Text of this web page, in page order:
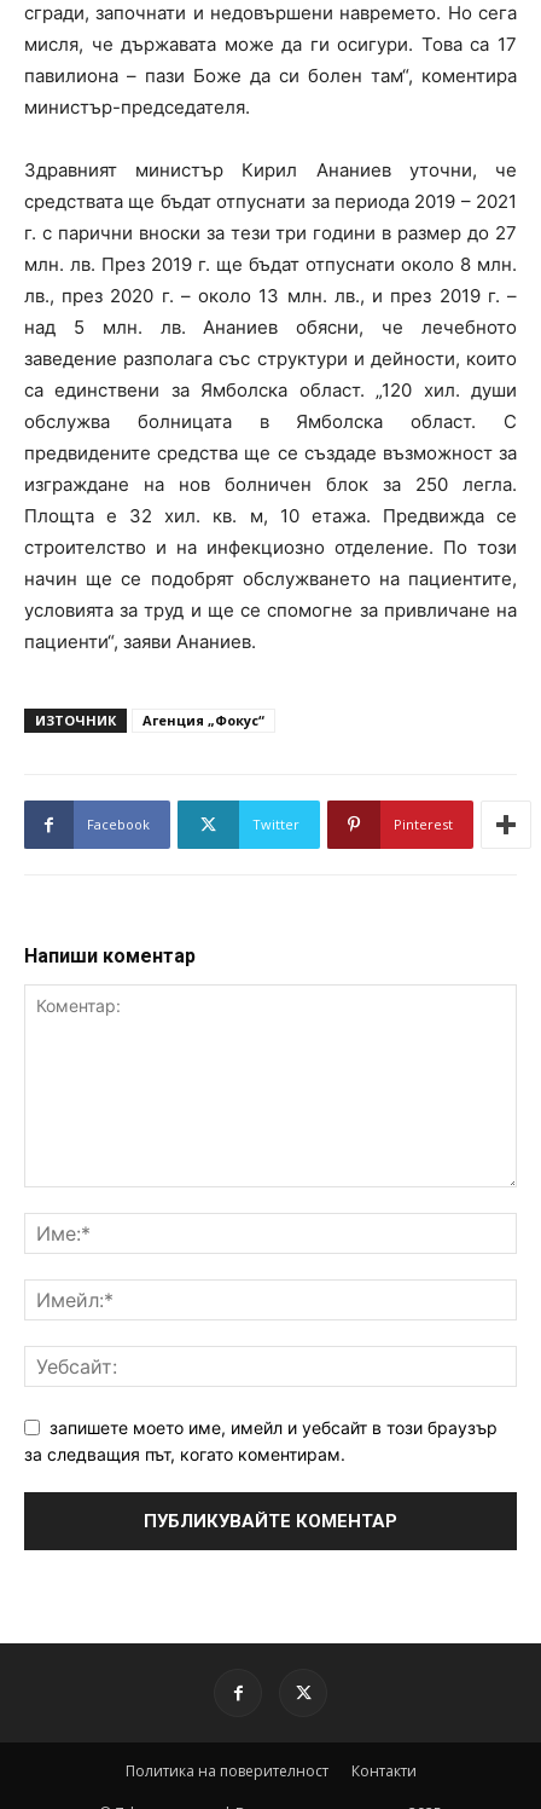
сгради, започнати и недовършени навремето. Но сега
мисля, че държавата може да ги осигури. Това са 17
павилиона – пази Боже да си болен там“, коментира
министър-председателя.
Здравният министър Кирил Ананиев уточни, че
средствата ще бъдат отпуснати за периода 2019 – 2021
г. с парични вноски за тези три години в размер до 27
млн. лв. През 2019 г. ще бъдат отпуснати около 8 млн.
лв., през 2020 г. – около 13 млн. лв., и през 2019 г. –
над 5 млн. лв. Ананиев обясни, че лечебното
заведение разполага със структури и дейности, които
са единствени за Ямболска област. „120 хил. души
обслужва болницата в Ямболска област. С
предвидените средства ще се създаде възможност за
изграждане на нов болничен блок за 250 легла.
Площта е 32 хил. кв. м, 10 етажа. Предвижда се
строителство и на инфекциозно отделение. По този
начин ще се подобрят обслужването на пациентите,
условията за труд и ще се спомогне за привличане на
пациенти“, заяви Ананиев.
ИЗТОЧНИК Агенция „Фокус“
Facebook Twitter Pinterest
Напиши коментар
запишете моето име, имейл и уебсайт в този браузър
за следващия път, когато коментирам.
Политика на поверителност Контакти